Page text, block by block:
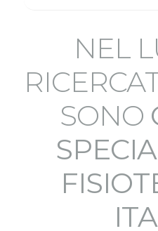
NEL
SONO